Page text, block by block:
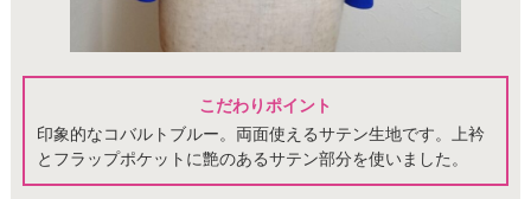
こだわりポイント
印象的なコバルトブルー。両面使えるサテン生地です。上衿
とフラップポケットに艶のあるサテン部分を使いました。